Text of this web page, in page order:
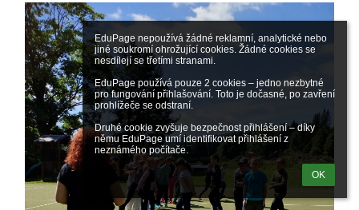
EduPage nepoužívá žádné reklamní, analytické nebo
jiné soukromí ohrožující cookies. Žádné cookies se
nesdílejí se třetími stranami.
EduPage používá pouze 2 cookies – jedno nezbytné
pro fungování přihlašování. Toto je dočasné, po zavření
prohlížeče se odstraní.
Druhé cookie zvyšuje bezpečnost přihlášení – díky
němu EduPage umí identifikovat přihlášení z
neznámého počítače.
OK